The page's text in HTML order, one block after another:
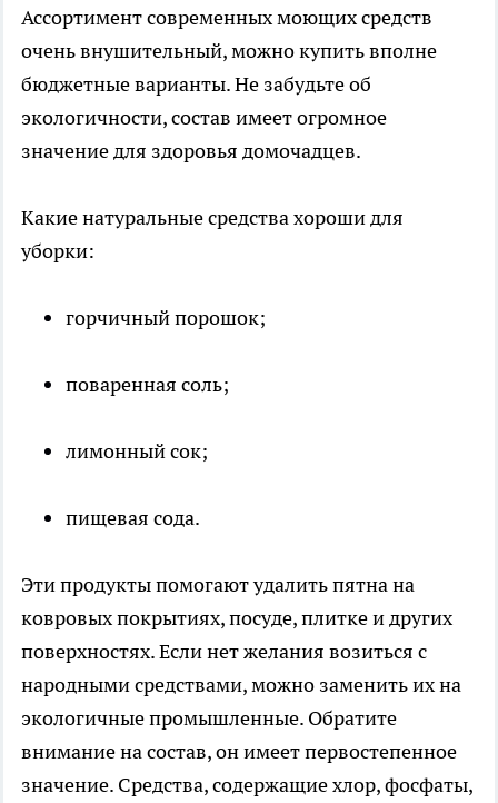
Ассортимент современных моющих средств
очень внушительный, можно купить вполне
бюджетные варианты. Не забудьте об
экологичности, состав имеет огромное
значение для здоровья домочадцев.
Какие натуральные средства хороши для
уборки:
горчичный порошок;
поваренная соль;
лимонный сок;
пищевая сода.
Эти продукты помогают удалить пятна на
ковровых покрытиях, посуде, плитке и других
поверхностях. Если нет желания возиться с
народными средствами, можно заменить их на
экологичные промышленные. Обратите
внимание на состав, он имеет первостепенное
значение. Средства, содержащие хлор, фосфаты,